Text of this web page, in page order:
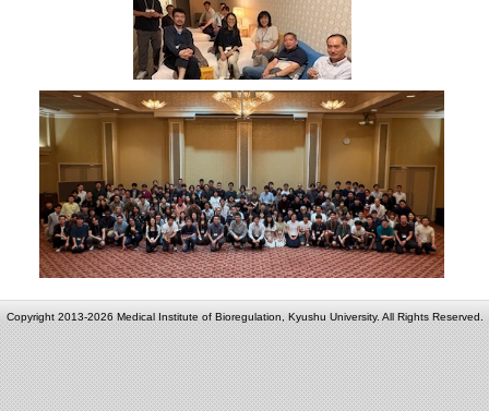
Copyright 2013-2026 Medical Institute of Bioregulation, Kyushu University. All Rights Reserved.